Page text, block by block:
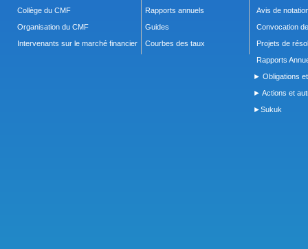
Collège du CMF
Organisation du CMF
Intervenants sur le marché financier
Rapports annuels
Guides
Courbes des taux
Avis de
Convocation
Projets de
Rapports
► Obligations
► Actions et
►Sukuk